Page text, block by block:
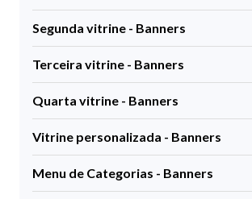
Segunda vitrine - Banners
Terceira vitrine - Banners
Quarta vitrine - Banners
Vitrine personalizada - Banners
Menu de Categorias - Banners